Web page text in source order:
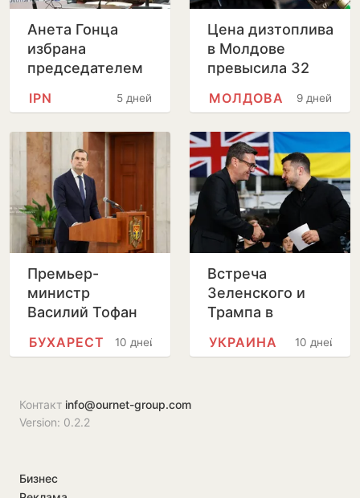
Анета Гонца
избрана
председателем
телевидению и
отставки
Лилианы Вицу
5 дней
IPN
Цена дизтоплива
в Молдове
превысила 32
9 дней
МОЛДОВА
Премьер-
министр
Василий Тофан
официальный10 дней
БУХАРЕСТ
Встреча
Зеленского и
Трампа в
пройдет без10 дней
УКРАИНА
Контакт info@ournet-group.com
Version: 0.2.2
Бизнес